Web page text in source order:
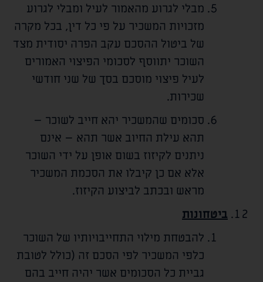
מבלי לגרוע מהאמור לעיל ומבלי לגרוע
מזכויות המשכיר על פי כל דין, בכל מקרה
של ביטול ההסכם עקב הפרה יסודית מצד
השוכר יתווסף לסכומי הפיצוי האמורים
לעיל פיצוי מוסכם בסך של שני חודשי
שכירות.
סכומים שהמשכיר יהא חייב לשוכר –
תהא עילת החיוב אשר תהא – אינם
ניתנים לקיזוז בשום אופן על ידי השוכר
אלא אם כן קיבלו את הסכמת המשכיר
מראש ובכתב לביצוע הקיזוז.
ביטחונות
להבטחת מילוי התחייבויותיו של השוכר
כלפי המשכיר לפי הסכם זה (כולל לטובת
גביית כל הסכומים אשר יהיה חייב בהם